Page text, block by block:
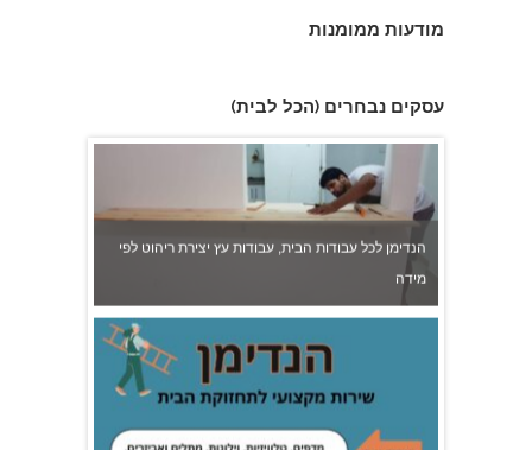
מודעות ממומנות
עסקים נבחרים (הכל לבית)
מידה